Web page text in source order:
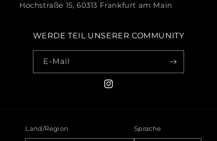
Hochstraße 15, 60313 Frankfurt am Main
WERDE TEIL UNSERER COMMUNITY
E-Mail
Instagram
Land/Region Sprache